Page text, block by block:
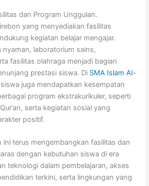
dan Program Unggulan.
yang menyediakan fasilitas
kegiatan belajar mengajar.
nyaman, laboratorium sains,
fasilitas olahraga menjadi bagian
prestasi siswa. Di SMA Islam Al-
siswa juga mendapatkan kesempatan
program ekstrakurikuler, seperti
serta kegiatan sosial yang
positif.
ini terus mengembangkan fasilitas dan
dengan kebutuhan siswa di era
teknologi dalam pembelajaran, akses
terkini, serta lingkungan yang